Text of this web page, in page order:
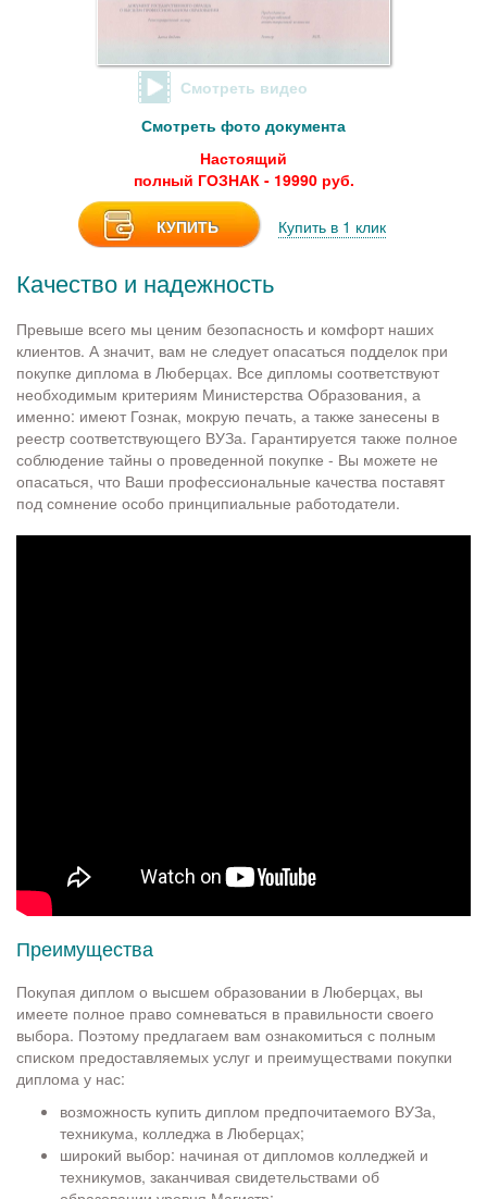
Смотреть видео
Смотреть фото документа
Настоящий
полный ГОЗНАК - 19990 руб.
КУПИТЬ Купить в 1 клик
Качество и надежность
Превыше всего мы ценим безопасность и комфорт наших
клиентов. А значит, вам не следует опасаться подделок при
покупке диплома в Люберцах. Все дипломы соответствуют
необходимым критериям Министерства Образования, а
именно: имеют Гознак, мокрую печать, а также занесены в
реестр соответствующего ВУЗа. Гарантируется также полное
соблюдение тайны о проведенной покупке - Вы можете не
опасаться, что Ваши профессиональные качества поставят
под сомнение особо принципиальные работодатели.
Преимущества
Покупая диплом о высшем образовании в Люберцах, вы
имеете полное право сомневаться в правильности своего
выбора. Поэтому предлагаем вам ознакомиться с полным
списком предоставляемых услуг и преимуществами покупки
диплома у нас:
возможность купить диплом предпочитаемого ВУЗа,
техникума, колледжа в Люберцах;
широкий выбор: начиная от дипломов колледжей и
техникумов, заканчивая свидетельствами об